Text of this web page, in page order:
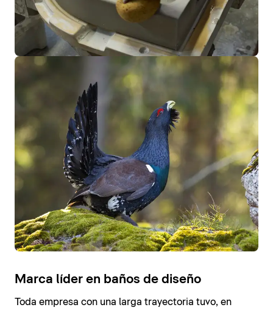
Marca líder en baños de diseño
Toda empresa con una larga trayectoria tuvo, en